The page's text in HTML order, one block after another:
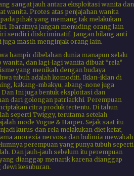
sangat jauh antara eksploitasi wanita dan
wanita. Protes atas penjajahan wanita
pihak yang memang tak melakukan
Ibaratnya jangan menuding orang lain
sendiri diskriminatif. Jangan bilang anti
masih menginjak orang lain.
hampir dibelahan dunia manapun selalu
dan lagi-lagi wanita dibuat “rela”
yang menikah dengan budaya
tubuh adalah komoditi. Iklan-iklan di
kakang-mbakyu, abang-none juga
Ini juga bentuk eksploitasi dan
dari golongan patriarkhi. Perempuan
citra produk tertentu. Di tahun
seperti Twiggy, terutama setelah
mode Vogue & Harper. Sejak saat itu
kurus dan rela melakukan diet ketat,
anorexia nervosa dan bulimia mewabah
perempuan yang punya tubuh seperti
Dan jauh-jauh sebelum itu perempuan
dianggap menarik karena dianggap
kesuburan.